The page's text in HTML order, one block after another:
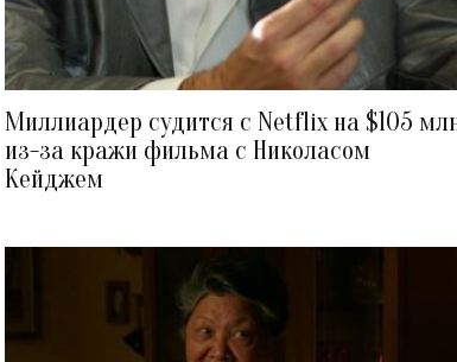
Миллиардер судится с Netflix на $105
из-за кражи фильма с Николасом
Кейджем